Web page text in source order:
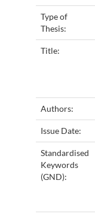
Type of
Thesis:
Title:
Authors:
Issue Date:
Standardised
Keywords
(GND):